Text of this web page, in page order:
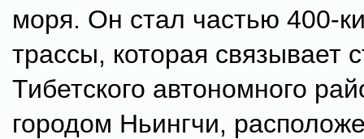
моря. Он стал частью 400-
трассы, которая связывает
Тибетского автономного
городом Ньингчи,